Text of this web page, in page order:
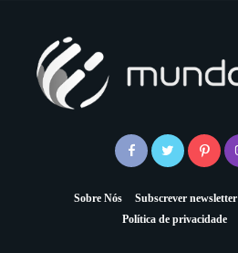
Sobre Nós Subscrever newsletter
Política de privacidade